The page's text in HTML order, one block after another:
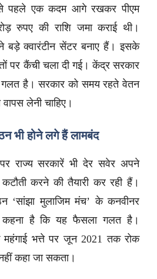
पहले एक कदम आगे रखकर पीएम
रुपए की राशि जमा कराई थी।
बड़े क्वारंटीन सेंटर बनाए हैं। इसके
पर कैंची चला दी गई। केंद्र सरकार
गलत है। सरकार को समय रहते वेतन
वापस लेनी चाहिए।
भी होने लगे हैं लामबंद
राज्य सरकारें भी देर सवेर अपने
कटौती करने की तैयारी कर रही हैं।
‘सांझा मुलाजिम मंच’ के कनवीनर
है कि यह फैसला गलत है।
महंगाई भत्ते पर जून 2021 तक रोक
कहा जा सकता।